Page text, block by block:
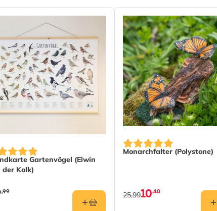
Gartenvögel (Elwin
der Kolk)
,99
Monarchfalter (Polystone)
10,40
25,99